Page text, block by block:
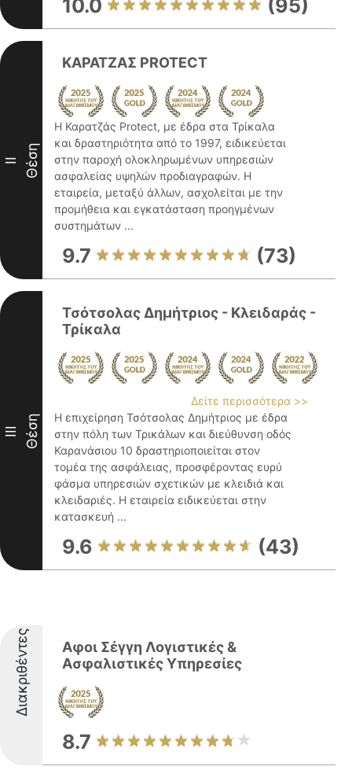
10.0 (95)
II Θέση
ΚΑΡΑΤΖΑΣ PROTECT
Η Καρατζάς Protect, με έδρα στα Τρίκαλα
και δραστηριότητα από το 1997, ειδικεύεται
στην παροχή ολοκληρωμένων υπηρεσιών
ασφαλείας υψηλών προδιαγραφών. Η
εταιρεία, μεταξύ άλλων, ασχολείται με την
προμήθεια και εγκατάσταση προηγμένων
συστημάτων ...
9.7 (73)
III Θέση
Τσότσολας Δημήτριος - Κλειδαράς -
Τρίκαλα
Δείτε περισσότερα >>
Η επιχείρηση Τσότσολας Δημήτριος με έδρα
στην πόλη των Τρικάλων και διεύθυνση οδός
Καρανάσιου 10 δραστηριοποιείται στον
τομέα της ασφάλειας, προσφέροντας ευρύ
φάσμα υπηρεσιών σχετικών με κλειδιά και
κλειδαριές. Η εταιρεία ειδικεύεται στην
κατασκευή ...
9.6 (43)
Διακριθέντες
Αφοι Σέγγη Λογιστικές &
Ασφαλιστικές Υπηρεσίες
8.7